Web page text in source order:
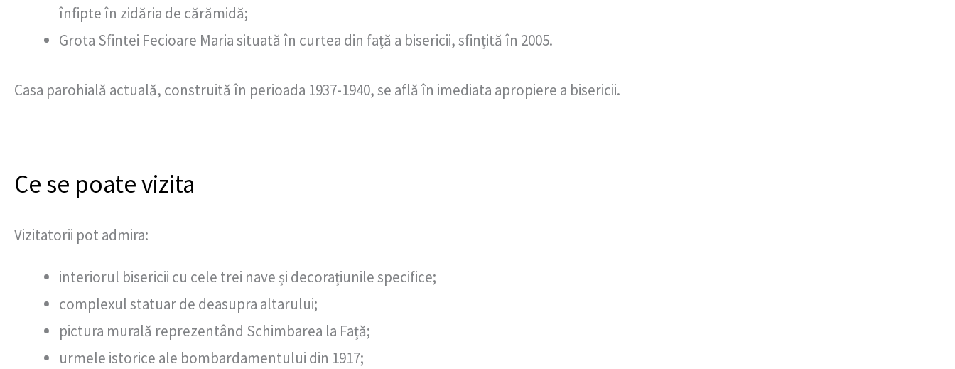
înfipte în zidăria de cărămidă;
Grota Sfintei Fecioare Maria situată în curtea din față a bisericii, sfințită în 2005.
Casa parohială actuală, construită în perioada 1937-1940, se află în imediata apropiere a bisericii.
Ce se poate vizita
Vizitatorii pot admira:
interiorul bisericii cu cele trei nave și decorațiunile specifice;
complexul statuar de deasupra altarului;
pictura murală reprezentând Schimbarea la Față;
urmele istorice ale bombardamentului din 1917;